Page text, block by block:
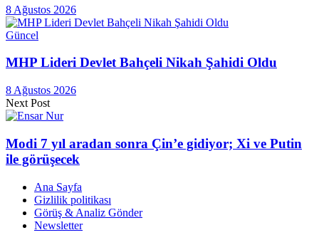
8 Ağustos 2026
Güncel
MHP Lideri Devlet Bahçeli Nikah Şahidi Oldu
8 Ağustos 2026
Next Post
Modi 7 yıl aradan sonra Çin’e gidiyor; Xi ve Putin
ile görüşecek
Ana Sayfa
Gizlilik politikası
Görüş & Analiz Gönder
Newsletter